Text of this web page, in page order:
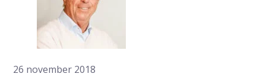
26 november 2018